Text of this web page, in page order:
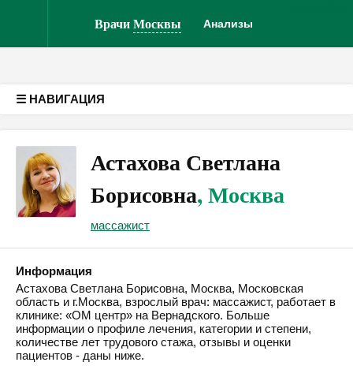
ВрачиМосквы Анализы
☰ НАВИГАЦИЯ
Астахова Светлана
Борисовна, Москва
массажист
Информация
Астахова Светлана Борисовна, Москва, Московская
область и г.Москва, взрослый врач: массажист, работает в
клинике: «ОМ центр» на Вернадского. Больше
информации о профиле лечения, категории и степени,
количестве лет трудового стажа, отзывы и оценки
пациентов - даны ниже.